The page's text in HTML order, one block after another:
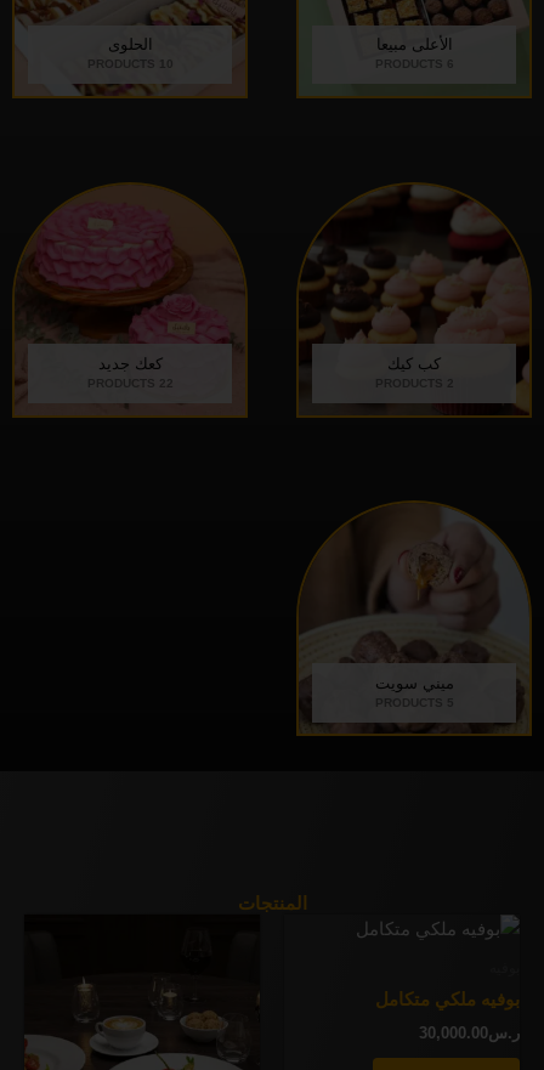
الأعلى مبيعا الحلوى
10 PRODUCTS
كب كيك كعك جديد
22 PRODUCTS
ميني سويت
المنتجات
بوفيه ملكي متكامل
ر.س30,000.00